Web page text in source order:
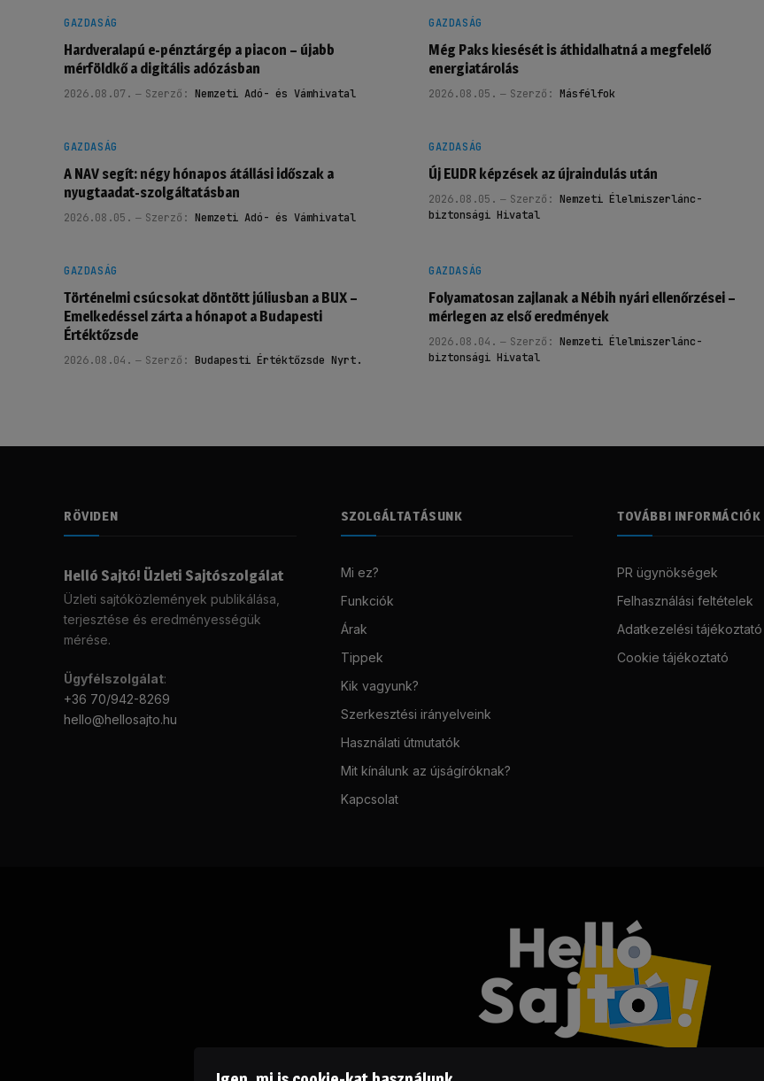
GAZDASÁG
Hardveralapú e-pénztárgép a piacon – újabb
mérföldkő a digitális adózásban
2026.08.07. Szerző: Nemzeti Adó- és Vámhivatal
GAZDASÁG
Még Paks kiesését is áthidalhatná a megfelelő
energiatárolás
2026.08.05. Szerző: Másfélfok
GAZDASÁG
A NAV segít: négy hónapos átállási időszak a
nyugtaadat-szolgáltatásban
2026.08.05. Szerző: Nemzeti Adó- és Vámhivatal
GAZDASÁG
Új EUDR képzések az újraindulás után
2026.08.05. Szerző: Nemzeti Élelmiszerlánc-
biztonsági Hivatal
GAZDASÁG
Történelmi csúcsokat döntött júliusban a BUX –
Emelkedéssel zárta a hónapot a Budapesti
Értéktőzsde
2026.08.04. Szerző: Budapesti Értéktőzsde Nyrt.
GAZDASÁG
Folyamatosan zajlanak a Nébih nyári ellenőrzései –
mérlegen az első eredmények
2026.08.04. Szerző: Nemzeti Élelmiszerlánc-
biztonsági Hivatal
RÖVIDEN
Helló Sajtó! Üzleti Sajtószolgálat
Üzleti sajtóközlemények publikálása,
terjesztése és eredményességük
mérése.
Ügyfélszolgálat:
+36 70/942-8269
hello@hellosajto.hu
SZOLGÁLTATÁSUNK
Mi ez?
Funkciók
Árak
Tippek
Kik vagyunk?
Szerkesztési irányelveink
Használati útmutatók
Mit kínálunk az újságíróknak?
Kapcsolat
TOVÁBBI INFORMÁCIÓK
PR ügynökségek
Felhasználási feltételek
Adatkezelési tájékoztató
Cookie tájékoztató